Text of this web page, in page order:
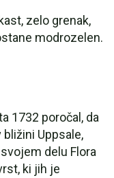
zelo grenak,
modrozelen.
1732 poročal, da
Uppsale,
delu Flora
ki jih je